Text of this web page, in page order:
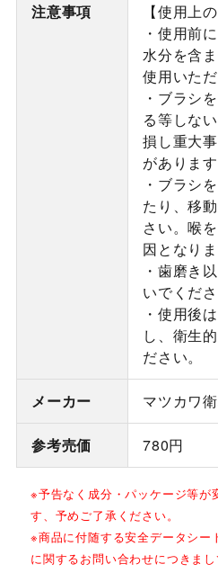
注意事項
【使用上
・使用前
水分を含
使用いただ
・ブラシ
る等しな
損し重大
があります
・ブラシ
たり、移
さい。喉
因となりま
・歯磨き
いでくださ
・使用後
し、衛生
ださい。
メーカー マツカワ
参考売価 780円
※予告なく成分・パッケージ等が
す、予めご了承ください。
※商品に付随する安全データシー
に関するお問い合わせにつきま